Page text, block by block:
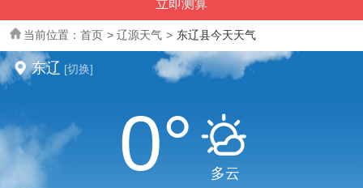
当前位置： 首页 > 辽源天气 > 东辽县今天天气
东辽 [切换]
0° 多云